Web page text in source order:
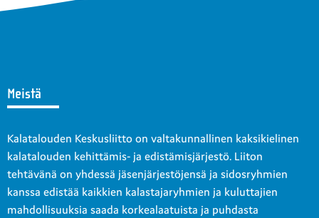
Meistä
Kalatalouden Keskusliitto on valtakunnallinen kaksikielinen
kalatalouden kehittämis- ja edistämisjärjestö. Liiton
tehtävänä on yhdessä jäsenjärjestöjensä ja sidosryhmien
kanssa edistää kaikkien kalastajaryhmien ja kuluttajien
mahdollisuuksia saada korkealaatuista ja puhdasta